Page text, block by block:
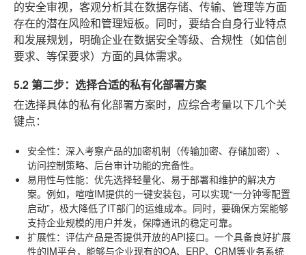
的安全审视，客观分析其在数据存储、传输、管理等方面
存在的潜在风险和管理短板。同时，要结合自身行业特点
和发展规划，明确企业在数据安全等级、合规性（如信创
要求、等保要求）方面的具体需求。
5.2 第二步：选择合适的私有化部署方案
在选择具体的私有化部署方案时，应综合考量以下几个关
键点：
安全性：深入考察产品的加密机制（传输加密、存储加密）、
访问控制策略、后台审计功能的完备性。
易用性与性能：优先选择轻量化、易于部署和维护的解决方
案。例如，喧喧IM提供的一键安装包，可以实现“一分钟零配置
启动”，极大降低了IT部门的运维成本。同时，要确保方案能够
支持企业规模的用户并发，保障通讯的稳定可靠。
扩展性：评估产品是否提供开放的API接口。一个具备良好扩展
性的IM平台，能够与企业现有的OA、ERP、CRM等业务系统